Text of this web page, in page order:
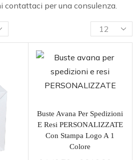
contattaci per una consulenza.
Buste Avana Per Spedizioni
E Resi PERSONALIZZATE
Con Stampa Logo A 1
Colore